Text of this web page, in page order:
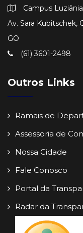
Campus Luziânia
Av. Sara Kubitschek,
GO
(61) 3601-2498
Outros Links
Ramais de
Assessoria de
Nossa Cidade
Fale Conosco
Portal da
Radar da